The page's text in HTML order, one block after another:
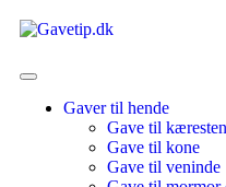
Gaver til hende
Gave til
Gave til kone
Gave til veninde